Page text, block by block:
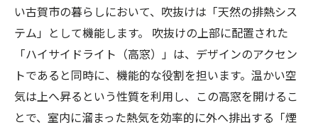
い古賀市の暮らしにおいて、吹抜けは「天然の排熱シス
テム」として機能します。 吹抜けの上部に配置された
「ハイサイドライト（高窓）」は、デザインのアクセン
トであると同時に、機能的な役割を担います。温かい空
気は上へ昇るという性質を利用し、この高窓を開けるこ
とで、室内に溜まった熱気を効率的に外へ排出する「煙